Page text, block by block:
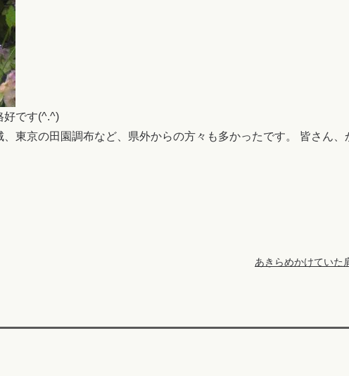
好です(^.^)
東京の田園調布など、県外からの方々も多かったです。 皆さん、
あきらめかけていた